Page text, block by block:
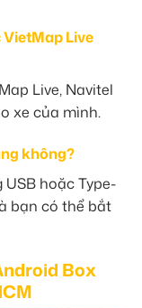
Live
Live, Navitel
xe của mình.
không?
hoặc Type-
bạn có thể bắt
Box